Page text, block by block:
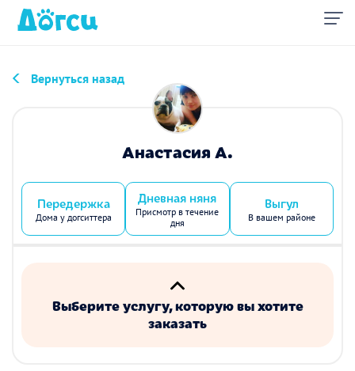
Вернуться назад
Анастасия А.
Передержка
Дома у догситтера
Дневная няня
Присмотр в течение
дня
Выгул
В вашем районе
Выберите услугу, которую вы хотите
заказать